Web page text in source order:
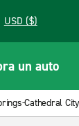
USD ($)
un auto
Cathedral City